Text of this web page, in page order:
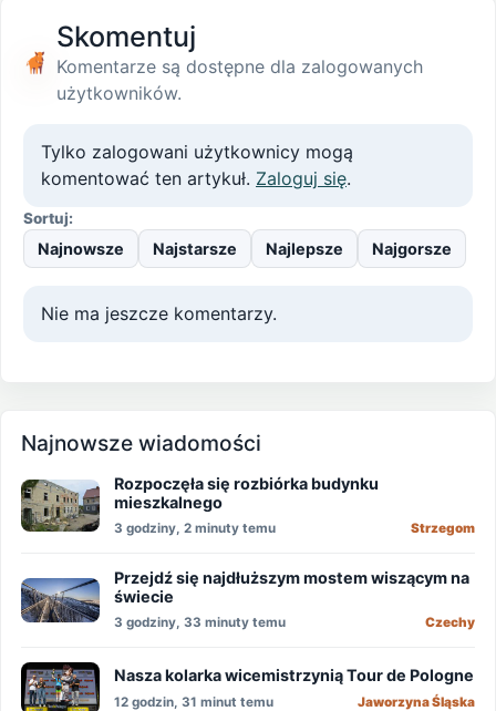
Skomentuj
Komentarze są dostępne dla zalogowanych
użytkowników.
Tylko zalogowani użytkownicy mogą
komentować ten artykuł. Zaloguj się.
Sortuj:
Najnowsze Najstarsze Najlepsze Najgorsze
Nie ma jeszcze komentarzy.
Najnowsze wiadomości
Rozpoczęła się rozbiórka budynku
mieszkalnego
3 godziny, 2 minuty temu Strzegom
Przejdź się najdłuższym mostem wiszącym na
świecie
3 godziny, 33 minuty temu Czechy
Nasza kolarka wicemistrzynią Tour de Pologne
12 godzin, 31 minut temu Jaworzyna Śląska